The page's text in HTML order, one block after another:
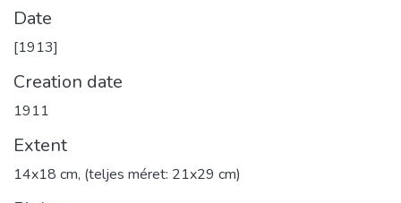
Date
[1913]
Creation date
1911
Extent
14x18 cm, (teljes méret: 21x29 cm)